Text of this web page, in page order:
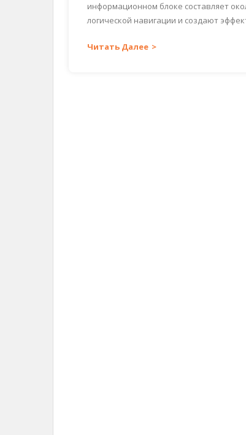
информационном блоке составляет
логической навигации и создают
Читать Далее